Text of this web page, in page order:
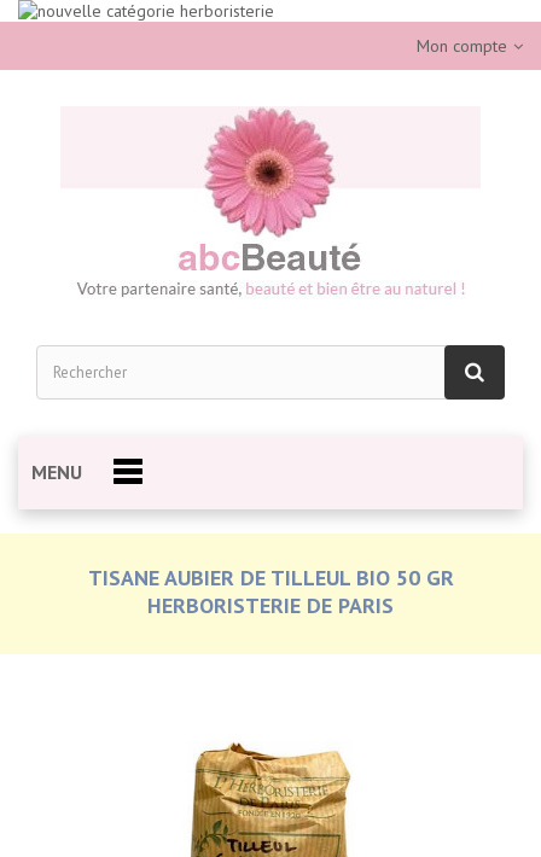
Mon compte
MENU
TISANE AUBIER DE TILLEUL BIO 50 GR
HERBORISTERIE DE PARIS